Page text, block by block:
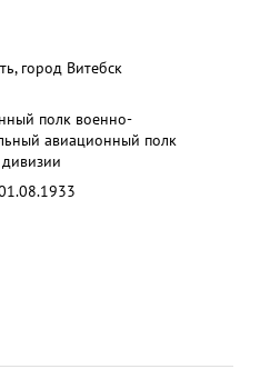
город Витебск
полк военно-
авиационный полк